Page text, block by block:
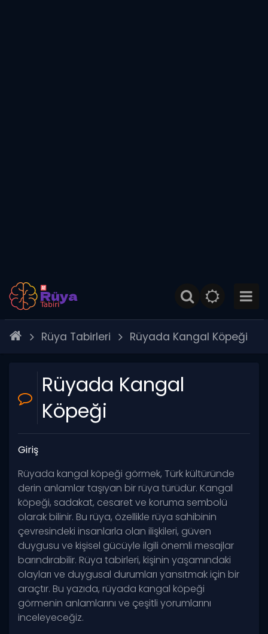
Rüya Tabirleri Rüyada Kangal Köpeği
Rüyada Kangal
Köpeği
Giriş
Rüyada kangal köpeği görmek, Türk kültüründe
derin anlamlar taşıyan bir rüya türüdür. Kangal
köpeği, sadakat, cesaret ve koruma sembolü
olarak bilinir. Bu rüya, özellikle rüya sahibinin
çevresindeki insanlarla olan ilişkileri, güven
duygusu ve kişisel gücüyle ilgili önemli mesajlar
barındırabilir. Rüya tabirleri, kişinin yaşamındaki
olayları ve duygusal durumları yansıtmak için bir
araçtır. Bu yazıda, rüyada kangal köpeği
görmenin anlamlarını ve çeşitli yorumlarını
inceleyeceğiz.